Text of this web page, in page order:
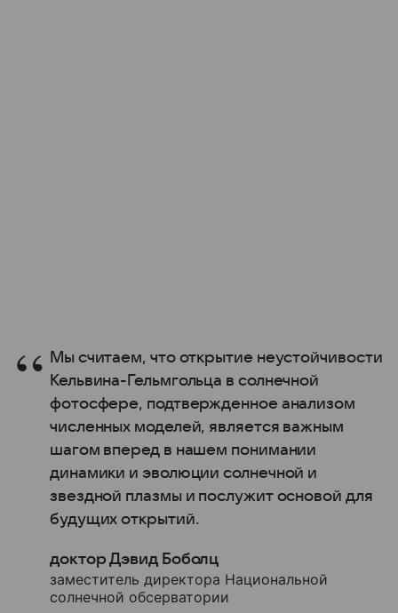
Мы считаем, что открытие неустойчивости
Кельвина-Гельмгольца в солнечной
фотосфере, подтвержденное анализом
численных моделей, является важным
шагом вперед в нашем понимании
динамики и эволюции солнечной и
звездной плазмы и послужит основой для
будущих открытий.
доктор Дэвид Боболц
заместитель директора Национальной
солнечной обсерватории